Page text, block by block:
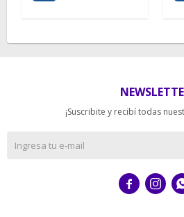
¡Suscribite y recibí todas
 